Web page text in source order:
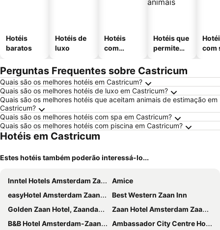
Hotéis
baratos
Hotéis de
luxo
Hotéis
com
Hotéis que
permitem
com
Perguntas Frequentes sobre Castricum
Quais são os melhores hotéis em Castricum?
Quais são os melhores hotéis de luxo em Castricum?
Quais são os melhores hotéis que aceitam animais de estimação em
Castricum?
Quais são os melhores hotéis com spa em Castricum?
Quais são os melhores hotéis com piscina em Castricum?
Hotéis em Castricum
Estes hotéis também poderão interessá-lo...
Inntel Hotels Amsterdam Zaandam
Amice
easyHotel Amsterdam Zaandam
Best Western Zaan Inn
Golden Zaan Hotel, Zaandam-Amsterdam
Zaan Hotel Amsterdam Zaandam
B&B Hotel Amsterdam-Zaandam
Ambassador City Centre Hotel